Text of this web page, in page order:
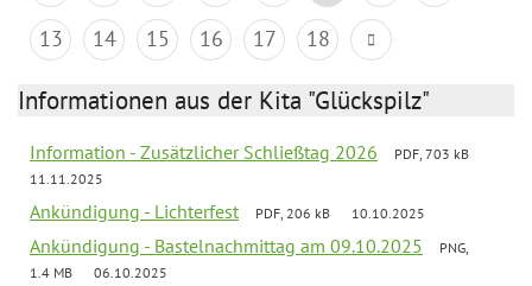
13
14 15 16 17 18
Informationen aus der Kita "Glückspilz"
Information - Zusätzlicher Schließtag 2026
PDF, 703 kB
11.11.2025
Ankündigung - Lichterfest PDF, 206 kB 10.10.2025
Ankündigung - Bastelnachmittag am 09.10.2025
PNG,
1.4 MB
06.10.2025